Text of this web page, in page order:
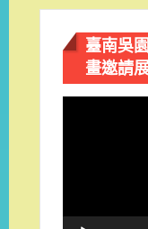
臺南吳
畫邀請